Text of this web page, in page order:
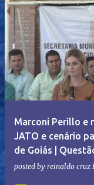
Marconi Perillo e
JATO e cenário
de Goiás |
posted by reinaldo cruz